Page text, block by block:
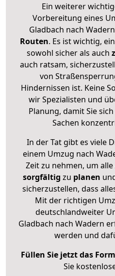
Ein weiterer
Vorbereitung eines
Gladbach nach
Routen. Es ist wichtig,
sowohl sicher als auch
auch ratsam,
von
Hindernissen ist. Keine
wir Spezialisten und
Planung, damit Sie
Sachen
In der Tat gibt es viele
einem Umzug nach
Zeit zu nehmen, um
sorgfältig zu planen
sicherzustellen, dass
Mit der richtigen
deutschlandweiter
Gladbach nach Wadern
werden und
Füllen Sie jetzt das
Sie